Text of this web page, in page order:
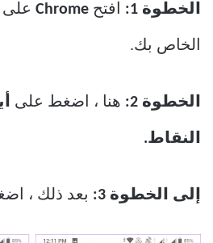
الخطوة 1: افتح Chrome
الخاص بك.
الخطوة 2: هنا ، اضغط على
النقاط.
إلى الخطوة 3: بعد ذلك ،